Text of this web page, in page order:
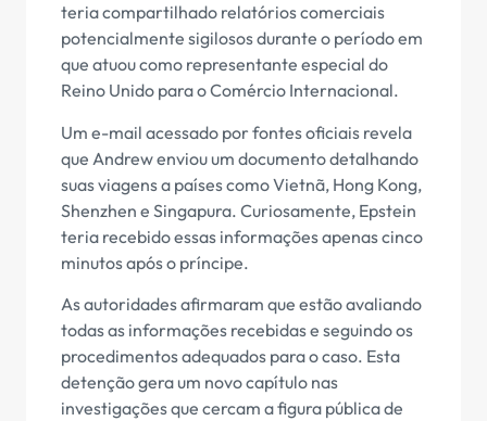
teria compartilhado relatórios comerciais
potencialmente sigilosos durante o período em
que atuou como representante especial do
Reino Unido para o Comércio Internacional.
Um e-mail acessado por fontes oficiais revela
que Andrew enviou um documento detalhando
suas viagens a países como Vietnã, Hong Kong,
Shenzhen e Singapura. Curiosamente, Epstein
teria recebido essas informações apenas cinco
minutos após o príncipe.
As autoridades afirmaram que estão avaliando
todas as informações recebidas e seguindo os
procedimentos adequados para o caso. Esta
detenção gera um novo capítulo nas
investigações que cercam a figura pública de